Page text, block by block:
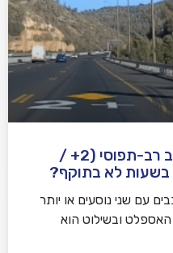
נתיב 2+ חוקים | האם נתיב רב-תפוסי (2+ /
בשעות לא בתוקף?
עם שני נוסעים או יותר
האספלט ובשילוט הוא